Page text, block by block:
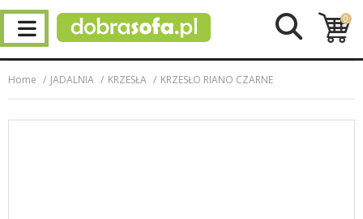
0
Home JADALNIA KRZESŁA KRZESŁO RIANO CZARNE